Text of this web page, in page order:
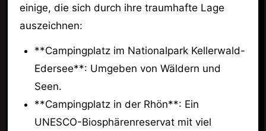
einige, die sich durch ihre traumhafte Lage
auszeichnen:
**Campingplatz im Nationalpark Kellerwald-
Edersee**: Umgeben von Wäldern und
Seen.
**Campingplatz in der Rhön**: Ein
UNESCO-Biosphärenreservat mit viel